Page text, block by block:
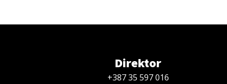
Direktor
+387 35 597 016